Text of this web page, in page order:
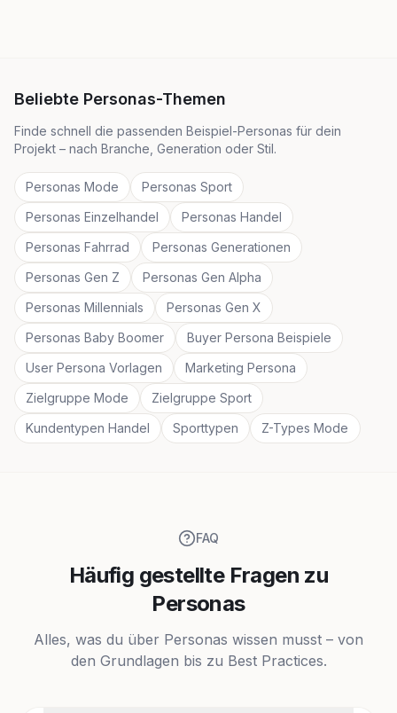
Beliebte Personas-Themen
Finde schnell die passenden Beispiel-Personas für dein
Projekt – nach Branche, Generation oder Stil.
Personas Mode
Personas Sport
Personas Einzelhandel
Personas Handel
Personas Fahrrad
Personas Generationen
Personas Gen Z
Personas Gen Alpha
Personas Millennials
Personas Gen X
Personas Baby Boomer
Buyer Persona Beispiele
User Persona Vorlagen
Marketing Persona
Zielgruppe Mode
Zielgruppe Sport
Kundentypen Handel
Sporttypen Z-Types Mode
FAQ
Häufig gestellte Fragen zu
Personas
Alles, was du über Personas wissen musst – von
den Grundlagen bis zu Best Practices.